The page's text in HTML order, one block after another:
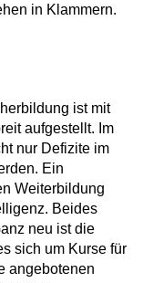
in Klammern.
ist mit
aufgestellt. Im
nur Defizite im
Ein
Weiterbildung
Beides
neu ist die
sich um Kurse für
angebotenen